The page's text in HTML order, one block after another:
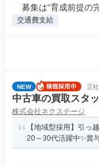
募集は“育成前提の完
交通費支給
NEW 正
中古車の買取スタ
株式会社ネクステージ
【地域型採用】引っ
20～30代活躍中✨賞